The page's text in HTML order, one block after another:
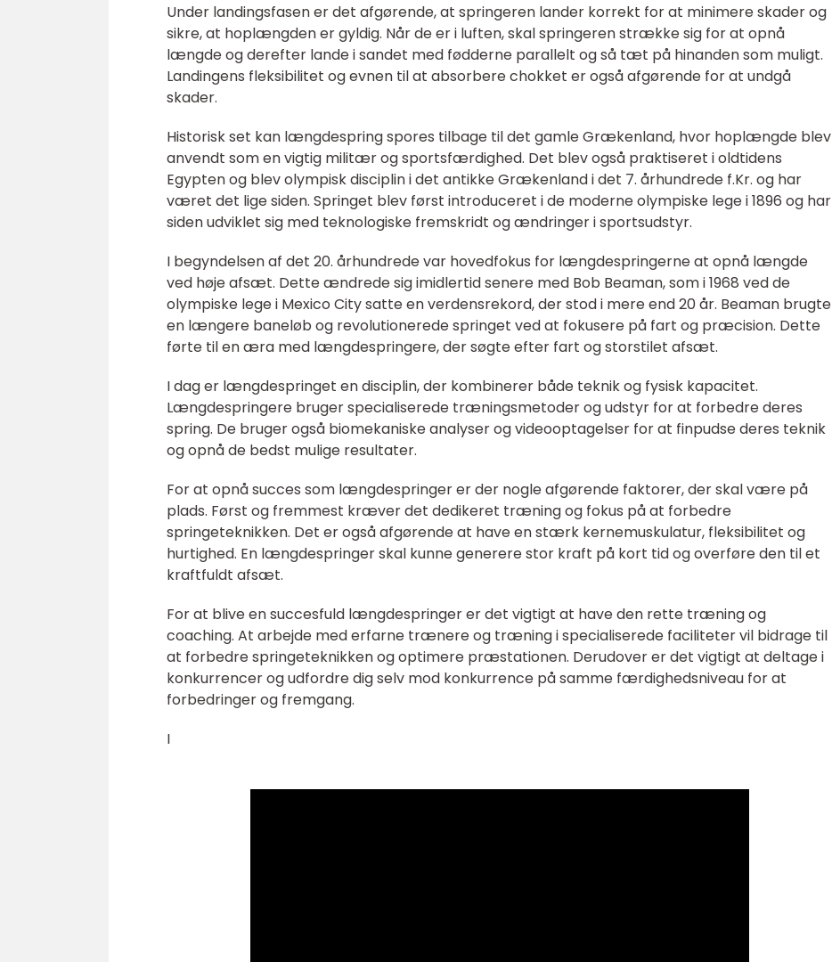
Under landingsfasen er det afgørende, at springeren lander korrekt for at minimere skader og
sikre, at hoplængden er gyldig. Når de er i luften, skal springeren strække sig for at opnå
længde og derefter lande i sandet med fødderne parallelt og så tæt på hinanden som muligt.
Landingens fleksibilitet og evnen til at absorbere chokket er også afgørende for at undgå
skader.
Historisk set kan længdespring spores tilbage til det gamle Grækenland, hvor hoplængde blev
anvendt som en vigtig militær og sportsfærdighed. Det blev også praktiseret i oldtidens
Egypten og blev olympisk disciplin i det antikke Grækenland i det 7. århundrede f.Kr. og har
været det lige siden. Springet blev først introduceret i de moderne olympiske lege i 1896 og har
siden udviklet sig med teknologiske fremskridt og ændringer i sportsudstyr.
I begyndelsen af det 20. århundrede var hovedfokus for længdespringerne at opnå længde
ved høje afsæt. Dette ændrede sig imidlertid senere med Bob Beaman, som i 1968 ved de
olympiske lege i Mexico City satte en verdensrekord, der stod i mere end 20 år. Beaman brugte
en længere baneløb og revolutionerede springet ved at fokusere på fart og præcision. Dette
førte til en æra med længdespringere, der søgte efter fart og storstilet afsæt.
I dag er længdespringet en disciplin, der kombinerer både teknik og fysisk kapacitet.
Længdespringere bruger specialiserede træningsmetoder og udstyr for at forbedre deres
spring. De bruger også biomekaniske analyser og videooptagelser for at finpudse deres teknik
og opnå de bedst mulige resultater.
For at opnå succes som længdespringer er der nogle afgørende faktorer, der skal være på
plads. Først og fremmest kræver det dedikeret træning og fokus på at forbedre
springeteknikken. Det er også afgørende at have en stærk kernemuskulatur, fleksibilitet og
hurtighed. En længdespringer skal kunne generere stor kraft på kort tid og overføre den til et
kraftfuldt afsæt.
For at blive en succesfuld længdespringer er det vigtigt at have den rette træning og
coaching. At arbejde med erfarne trænere og træning i specialiserede faciliteter vil bidrage til
at forbedre springeteknikken og optimere præstationen. Derudover er det vigtigt at deltage i
konkurrencer og udfordre dig selv mod konkurrence på samme færdighedsniveau for at
forbedringer og fremgang.
I